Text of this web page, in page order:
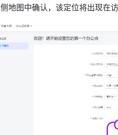
侧地图中确认，该定位将出现在访